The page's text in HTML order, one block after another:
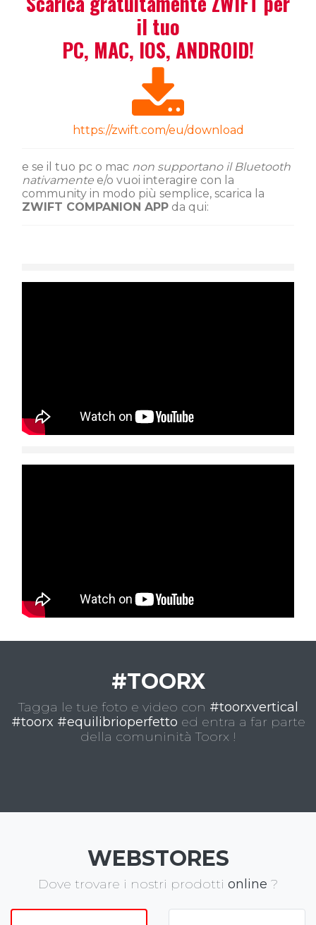
il tuo
PC, MAC, IOS, ANDROID!
https://zwift.com/eu/download
e se il tuo pc o mac non supportano il Bluetooth
nativamente e/o vuoi interagire con la
community in modo più semplice, scarica la
ZWIFT COMPANION APP da qui:
#TOORX
Tagga le tue foto e video con #toorxvertical
#toorx #equilibrioperfetto ed entra a far parte
della comuninità Toorx !
WEBSTORES
Dove trovare i nostri prodotti online ?